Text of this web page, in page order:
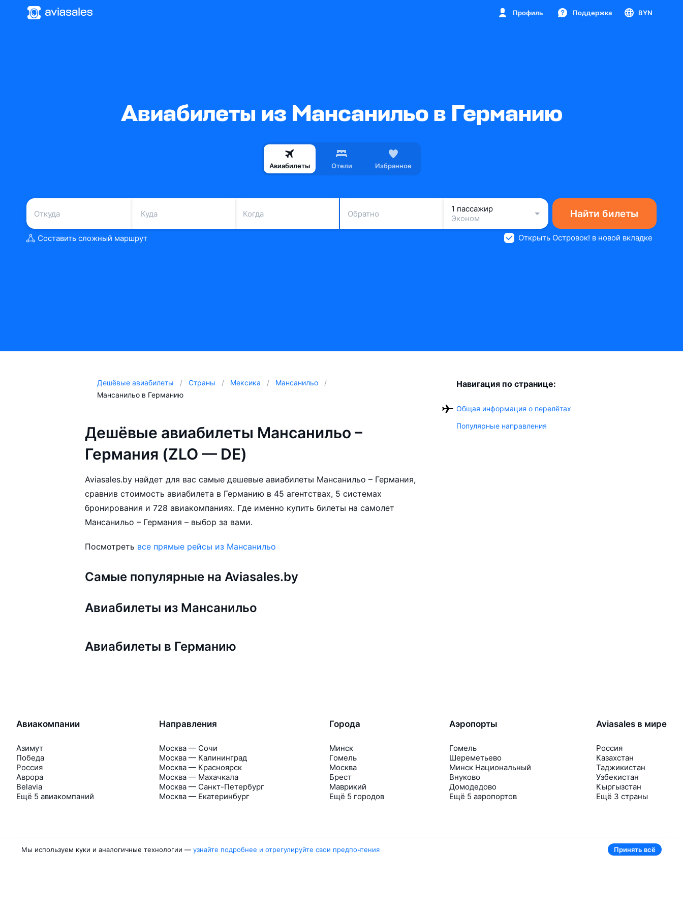
Профиль Поддержка BYN
Авиабилеты из Мансанильо в Германию
Авиабилеты Отели Избранное
Когда Обратно
1 пассажир
Эконом
Найти билеты
Составить сложный маршрут Открыть Островок! в новой вкладке
Дешёвые авиабилеты Страны Мексика
Мансанильо
Мансанильо в Германию
Дешёвые авиабилеты Мансанильо –
Германия (ZLO — DE)
Aviasales.by найдет для вас самые дешевые авиабилеты Мансанильо – Германия,
сравнив стоимость авиабилета в Германию в 45 агентствах, 5 системах
бронирования и 728 авиакомпаниях. Где именно купить билеты на самолет
Мансанильо – Германия – выбор за вами.
Посмотреть все прямые рейсы из Мансанильо
Самые популярные на Aviasales.by
Авиабилеты из Мансанильо
Авиабилеты в Германию
Навигация по странице:
Общая информация о перелётах
Популярные направления
Авиакомпании
Азимут
Победа
Россия
Аврора
Belavia
Ещё 5 авиакомпаний
Направления
Москва — Сочи
Москва — Калининград
Москва — Красноярск
Москва — Махачкала
Москва — Санкт-Петербург
Москва — Екатеринбург
Города
Минск
Гомель
Москва
Брест
Маврикий
Ещё 5 городов
Аэропорты
Гомель
Шереметьево
Минск Национальный
Внуково
Домодедово
Ещё 5 аэропортов
Aviasales в мире
Россия
Казахстан
Таджикистан
Узбекистан
Кыргызстан
Ещё 3 страны
Мы используем куки и аналогичные технологии — узнайте подробнее и отрегулируйте свои предпочтения Принять всё